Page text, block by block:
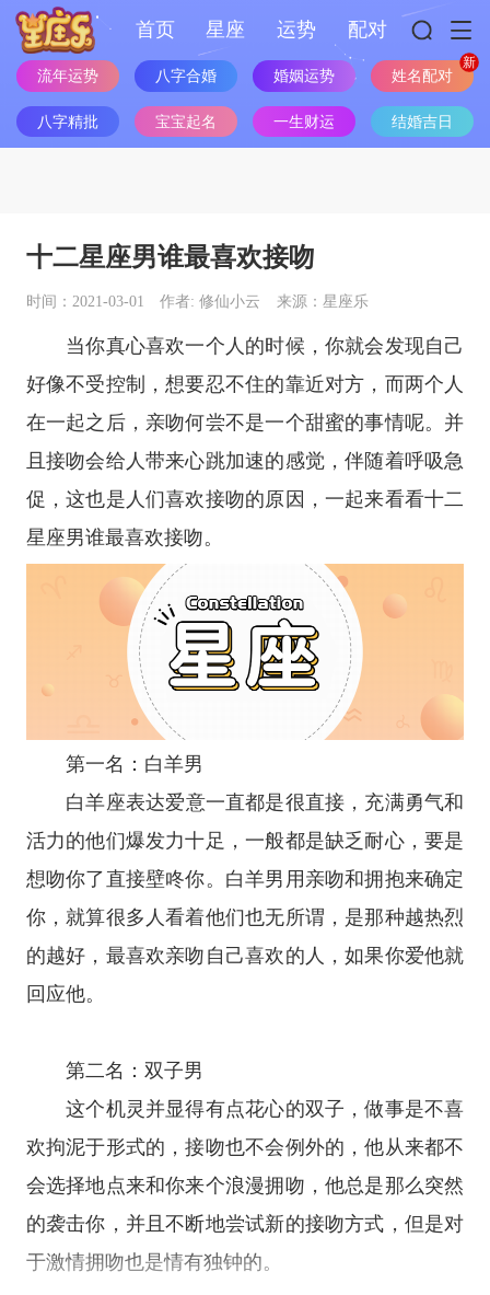
首页 星座 运势 配对
流年运势 八字合婚 婚姻运势 姓名配对
八字精批 宝宝起名 一生财运 结婚吉日
十二星座男谁最喜欢接吻
时间：2021-03-01 作者: 修仙小云 来源：星座乐
当你真心喜欢一个人的时候，你就会发现自己
好像不受控制，想要忍不住的靠近对方，而两个人
在一起之后，亲吻何尝不是一个甜蜜的事情呢。并
且接吻会给人带来心跳加速的感觉，伴随着呼吸急
促，这也是人们喜欢接吻的原因，一起来看看十二
星座男谁最喜欢接吻。
第一名：白羊男
白羊座表达爱意一直都是很直接，充满勇气和
活力的他们爆发力十足，一般都是缺乏耐心，要是
想吻你了直接壁咚你。白羊男用亲吻和拥抱来确定
你，就算很多人看着他们也无所谓，是那种越热烈
的越好，最喜欢亲吻自己喜欢的人，如果你爱他就
回应他。
第二名：双子男
这个机灵并显得有点花心的双子，做事是不喜
欢拘泥于形式的，接吻也不会例外的，他从来都不
会选择地点来和你来个浪漫拥吻，他总是那么突然
的袭击你，并且不断地尝试新的接吻方式，但是对
于激情拥吻也是情有独钟的。